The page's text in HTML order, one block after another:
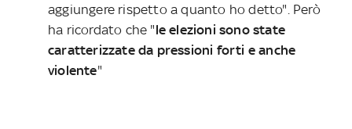
aggiungere rispetto a quanto ho detto". Però
ha ricordato che "le elezioni sono state
caratterizzate da pressioni forti e anche
violente"